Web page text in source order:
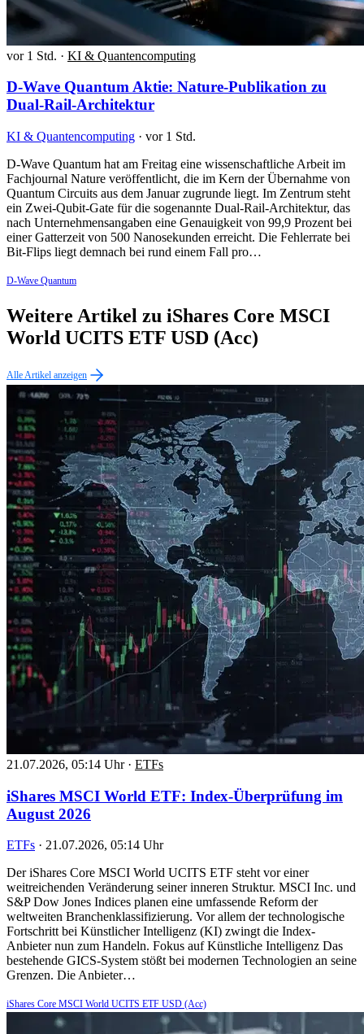
vor 1 Std. · KI & Quantencomputing
D-Wave Quantum Aktie: Nature-Publikation zu
Dual-Rail-Architektur
KI & Quantencomputing · vor 1 Std.
D-Wave Quantum hat am Freitag eine wissenschaftliche Arbeit im
Fachjournal Nature veröffentlicht, die im Kern der Übernahme von
Quantum Circuits aus dem Januar zugrunde liegt. Im Zentrum steht
ein Zwei-Qubit-Gate für die sogenannte Dual-Rail-Architektur, das
nach Unternehmensangaben eine Genauigkeit von 99,9 Prozent bei
einer Gatterzeit von 500 Nanosekunden erreicht. Die Fehlerrate bei
Bit-Flips liegt demnach bei rund einem Fall pro…
D-Wave Quantum
Weitere Artikel zu iShares Core MSCI
World UCITS ETF USD (Acc)
Alle Artikel anzeigen
21.07.2026, 05:14 Uhr · ETFs
iShares MSCI World ETF: Index-Überprüfung im
August 2026
ETFs · 21.07.2026, 05:14 Uhr
Der iShares Core MSCI World UCITS ETF steht vor einer
weitreichenden Veränderung seiner inneren Struktur. MSCI Inc. und
S&P Dow Jones Indices planen eine umfassende Reform der
weltweiten Branchenklassifizierung. Vor allem der technologische
Fortschritt bei Künstlicher Intelligenz (KI) zwingt die Index-
Anbieter nun zum Handeln. Fokus auf Künstliche Intelligenz Das
bestehende GICS-System stößt bei modernen Technologien an seine
Grenzen. Die Anbieter…
iShares Core MSCI World UCITS ETF USD (Acc)